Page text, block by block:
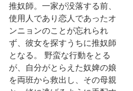
推奴師。一家が没落する前、
使用人であり恋人であったオ
ンニョンのことが忘れられ
ず、彼女を探すうちに推奴師
となる。 野蛮な行動をとる
が、自分がとらえた奴婢の娘
を両班から救出し、その母親